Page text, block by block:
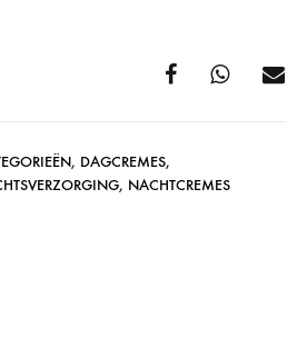
, DAGCREMES,
, NACHTCREMES